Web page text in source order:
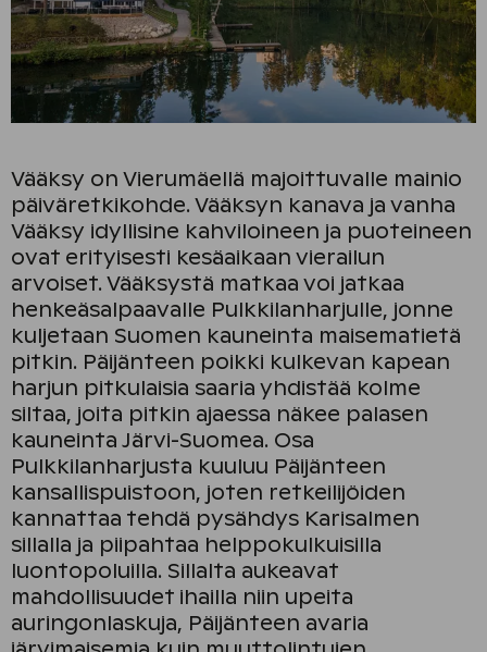
Vääksy on Vierumäellä majoittuvalle mainio
päiväretkikohde. Vääksyn kanava ja vanha
Vääksy idyllisine kahviloineen ja puoteineen
ovat erityisesti kesäaikaan vierailun
arvoiset. Vääksystä matkaa voi jatkaa
henkeäsalpaavalle Pulkkilanharjulle, jonne
kuljetaan Suomen kauneinta maisematietä
pitkin. Päijänteen poikki kulkevan kapean
harjun pitkulaisia saaria yhdistää kolme
siltaa, joita pitkin ajaessa näkee palasen
kauneinta Järvi-Suomea. Osa
Pulkkilanharjusta kuuluu Päijänteen
kansallispuistoon, joten retkeilijöiden
kannattaa tehdä pysähdys Karisalmen
sillalla ja piipahtaa helppokulkuisilla
luontopoluilla. Sillalta aukeavat
mahdollisuudet ihailla niin upeita
auringonlaskuja, Päijänteen avaria